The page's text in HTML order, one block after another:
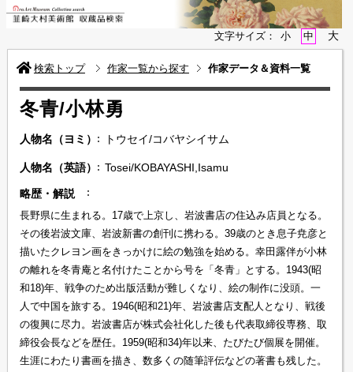
文字サイズ： 小 中 大
検索トップ 作家一覧から探す 作家データ＆資料一覧
冬青/小林勇
人物名（ヨミ） トウセイ/コバヤシイサム
人物名（英語） Tosei/KOBAYASHI,Isamu
略歴・解説
長野県に生まれる。17歳で上京し、岩波書店の住込み店員となる。
その後岩波文庫、岩波新書の創刊に携わる。39歳のとき息子尭彦と
描いたクレヨン画をきっかけに絵の勉強を始める。幸田露伴が小林
の離れを冬青庵と名付けたことから号を「冬青」とする。1943(昭
和18)年、戦争のため出版活動が難しくなり、絵の制作に没頭。一
人で中国を旅する。1946(昭和21)年、岩波書店支配人となり、戦後
の復興に尽力。岩波書店が株式会社化した後も代表取締役専務、取
締役会長などを歴任。1959(昭和34)年以来、たびたび個展を開催。
生涯にわたり書画を描き、数多くの随筆評伝などの著書も残した。